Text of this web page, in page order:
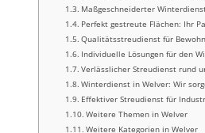
Maßgeschneiderter
Perfekt gestreute Flächen: Ihr
Qualitätsstreudienst für
Individuelle Lösungen für den
Verlässlicher Streudienst rund
Winterdienst in Welver: Wir
Effektiver Streudienst für
Weitere Themen in Welver
Weitere Kategorien in Welver